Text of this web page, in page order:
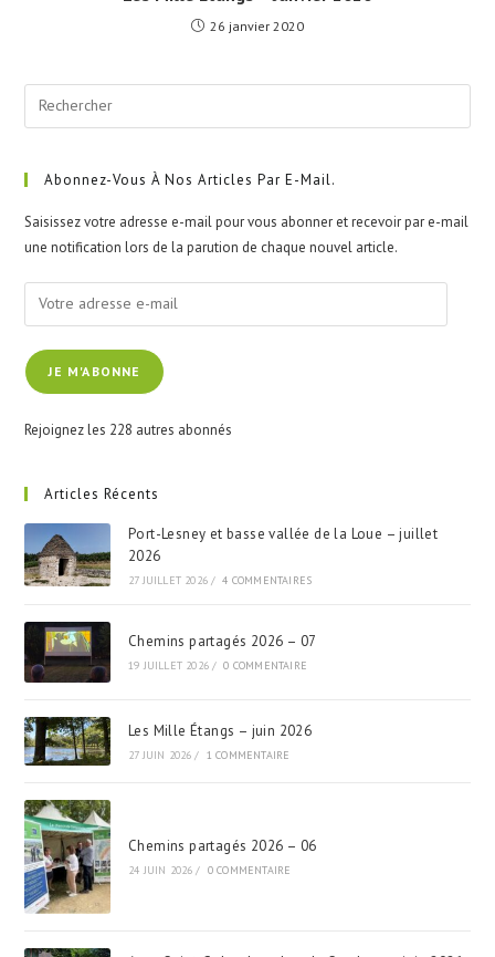
26 janvier 2020
Abonnez-Vous À Nos Articles Par E-Mail.
Saisissez votre adresse e-mail pour vous abonner et recevoir par e-mail
une notification lors de la parution de chaque nouvel article.
Votre
adresse
e-
mailJE M'ABONNE
Rejoignez les 228 autres abonnés
Articles Récents
Port-Lesney et basse vallée de la Loue – juillet
2026
27 JUILLET 2026 / 4 COMMENTAIRES
Chemins partagés 2026 – 07
19 JUILLET 2026 / 0 COMMENTAIRE
Les Mille Étangs – juin 2026
27 JUIN 2026 / 1 COMMENTAIRE
Chemins partagés 2026 – 06
24 JUIN 2026 / 0 COMMENTAIRE